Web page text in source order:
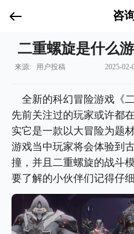
咨
二重螺旋是什么
来源: 用户投稿 2025-02-
全新的科幻冒险游戏《
先前关注过的玩家或许都
实它是一款以大冒险为题
游戏当中玩家将会体验到
撞，并且二重螺旋的战斗
要了解的小伙伴们记得仔细